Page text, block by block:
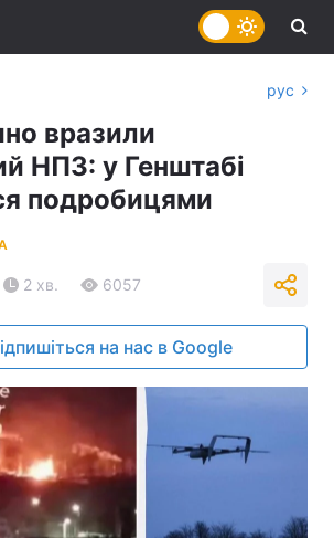
рус
вразили
НПЗ: у Генштабі
подробицями
2 хв. 6057
на нас в Google